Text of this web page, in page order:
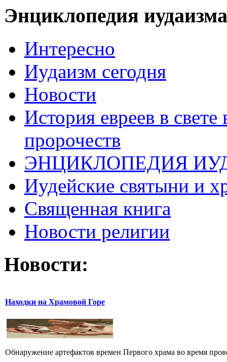
Энциклопедия иудаизма
Интересно
Иудаизм сегодня
Новости
История евреев в
пророчеств
ЭНЦИКЛОПЕДИЯ
Иудейские святыни и
Священная книга
Новости религии
Новости:
Находки на Храмовой Горе
Обнаружение артефактов времен Первого храма во время